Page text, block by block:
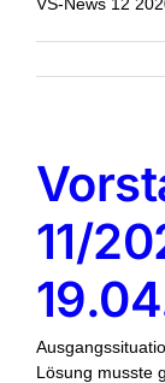
11/
Lösung musste